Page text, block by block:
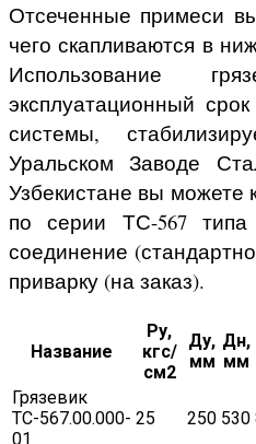
Отсеченные примеси
чего скапливаются в
Использование
эксплуатационный
системы,
Уральском Заводе
Узбекистане вы можете
по серии ТС-567
соединение
приварку (на заказ).
Название
Ру,
кгс/
см2
Ду,
мм
Дн,
мм
Грязевик
ТС-567.00.000-
01
25 250 530